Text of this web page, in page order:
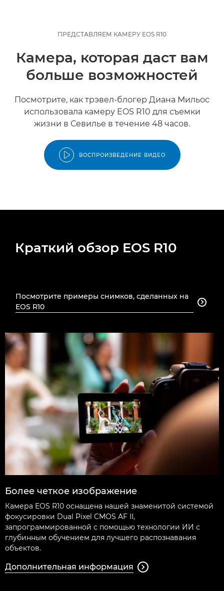
ПРЕДСТАВЛЯЕМ КАМЕРУ EOS R10
Камера, которая даст вам
больше возможностей
Посмотрите, как трэвел-блогер Диана Мильос
использовала камеру EOS R10 для съемки
жизни в Севилье в течение 48 часов.
ВОСПРОИЗВЕДЕНИЕ ВИДЕО
Краткий обзор EOS R10
Посмотрите примеры снимков, сделанных на
EOS R10

Более четкое изображение
Камера EOS R10 оснащена нашей знаменитой системой
фокусировки Dual Pixel CMOS AF II,
запрограммированной с помощью технологии ИИ с
глубинным обучением для лучшего распознавания
объектов.
Дополнительная информация 